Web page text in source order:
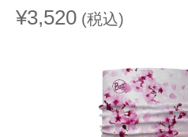
¥3,520 (税込)